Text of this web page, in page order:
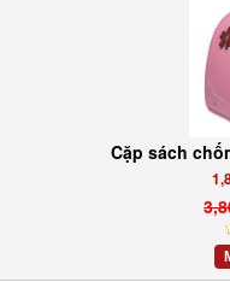
Cặp sách